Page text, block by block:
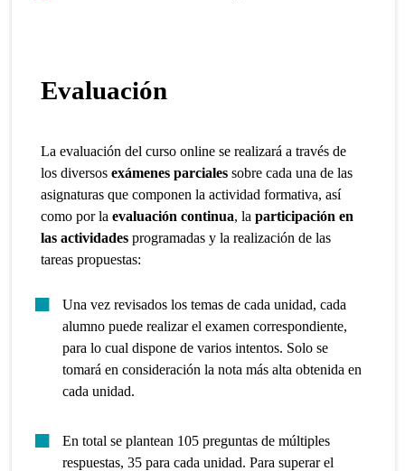
Evaluación
La evaluación del curso online se realizará a través de
los diversosexámenes parciales sobre cada una de las
asignaturas que componen la actividad formativa, así
como por laevaluación continua, laparticipación en
las actividades programadas y la realización de las
tareas propuestas:
Una vez revisados los temas de cada unidad, cada
alumno puede realizar el examen correspondiente,
para lo cual dispone de varios intentos. Solo se
tomará en consideración la nota más alta obtenida en
cada unidad.
En total se plantean 105 preguntas de múltiples
respuestas, 35 para cada unidad. Para superar el